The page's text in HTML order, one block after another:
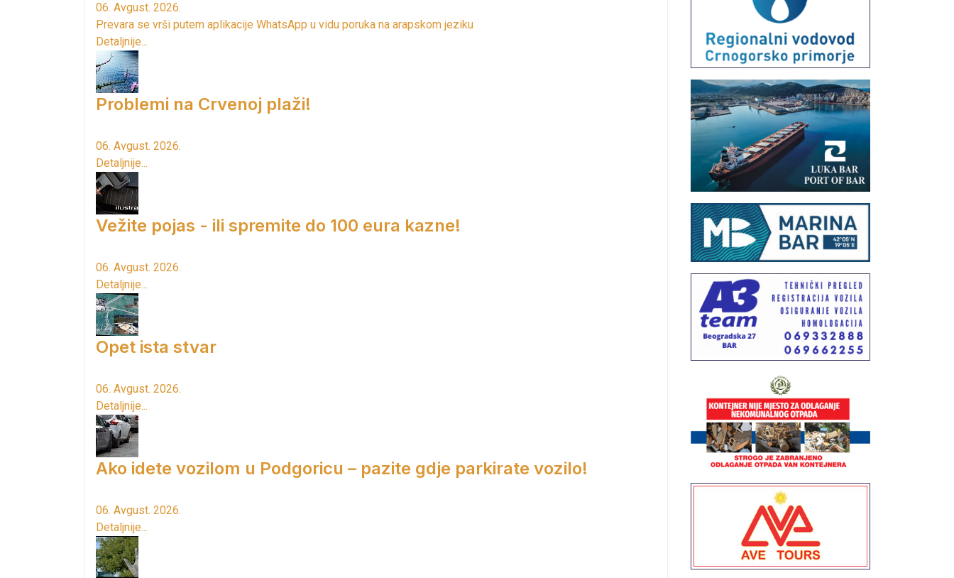
06. Avgust. 2026.
Prevara se vrši putem aplikacije WhatsApp u vidu poruka na arapskom jeziku
Detaljnije...
Problemi na Crvenoj plaži!
06. Avgust. 2026.
Detaljnije...
Vežite pojas - ili spremite do 100 eura kazne!
06. Avgust. 2026.
Detaljnije...
Opet ista stvar
06. Avgust. 2026.
Detaljnije...
Ako idete vozilom u Podgoricu – pazite gdje parkirate vozilo!
06. Avgust. 2026.
Detaljnije...